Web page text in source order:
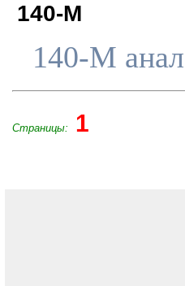
140-M
140-M
Страницы: 1